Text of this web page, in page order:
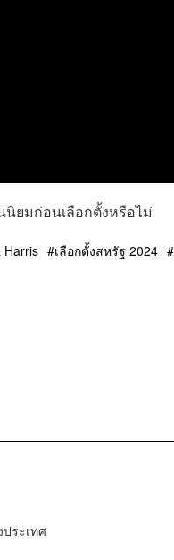
ยมก่อนเลือกตั้งหรือไม่
Harris เลือกตั้งสหรัฐ 2024
ระเทศ